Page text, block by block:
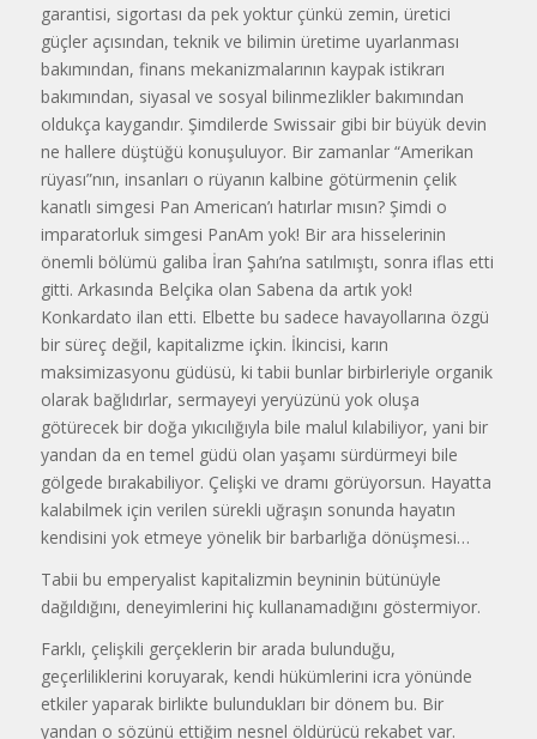
garantisi, sigortası da pek yoktur çünkü zemin, üretici
güçler açısından, teknik ve bilimin üretime uyarlanması
bakımından, finans mekanizmalarının kaypak istikrarı
bakımından, siyasal ve sosyal bilinmezlikler bakımından
oldukça kaygandır. Şimdilerde Swissair gibi bir büyük devin
ne hallere düştüğü konuşuluyor. Bir zamanlar “Amerikan
rüyası”nın, insanları o rüyanın kalbine götürmenin çelik
kanatlı simgesi Pan American’ı hatırlar mısın? Şimdi o
imparatorluk simgesi PanAm yok! Bir ara hisselerinin
önemli bölümü galiba İran Şahı’na satılmıştı, sonra iflas etti
gitti. Arkasında Belçika olan Sabena da artık yok!
Konkardato ilan etti. Elbette bu sadece havayollarına özgü
bir süreç değil, kapitalizme içkin. İkincisi, karın
maksimizasyonu güdüsü, ki tabii bunlar birbirleriyle organik
olarak bağlıdırlar, sermayeyi yeryüzünü yok oluşa
götürecek bir doğa yıkıcılığıyla bile malul kılabiliyor, yani bir
yandan da en temel güdü olan yaşamı sürdürmeyi bile
gölgede bırakabiliyor. Çelişki ve dramı görüyorsun. Hayatta
kalabilmek için verilen sürekli uğraşın sonunda hayatın
kendisini yok etmeye yönelik bir barbarlığa dönüşmesi…
Tabii bu emperyalist kapitalizmin beyninin bütünüyle
dağıldığını, deneyimlerini hiç kullanamadığını göstermiyor.
Farklı, çelişkili gerçeklerin bir arada bulunduğu,
geçerliliklerini koruyarak, kendi hükümlerini icra yönünde
etkiler yaparak birlikte bulundukları bir dönem bu. Bir
yandan o sözünü ettiğim nesnel öldürücü rekabet var.